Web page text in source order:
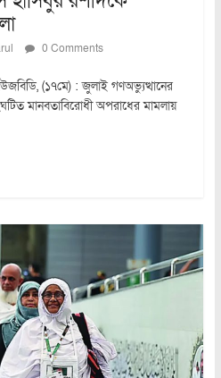
0 Comments
(১৭মে) : জুলাই গণঅভ্যুত্থানের
মানবতাবিরোধী অপরাধের মামলায়